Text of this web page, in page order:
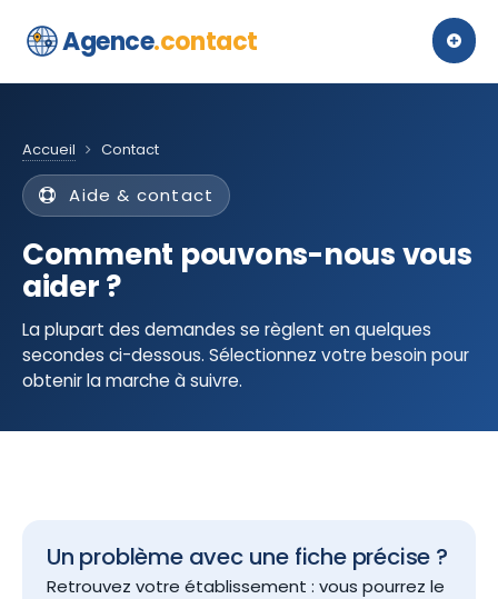
Agence.contact
Accueil Contact
Aide & contact
Comment pouvons-nous vous
aider ?
La plupart des demandes se règlent en quelques
secondes ci-dessous. Sélectionnez votre besoin pour
obtenir la marche à suivre.
Un problème avec une fiche précise ?
Retrouvez votre établissement : vous pourrez le